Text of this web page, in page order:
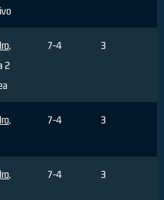
,
2
7-4 3
,
7-4 3
,
7-4 3